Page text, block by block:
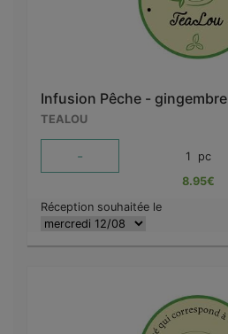
Infusion Pêche - gingembre
TEALOU
- 1 pc
8.95€
Réception souhaitée le